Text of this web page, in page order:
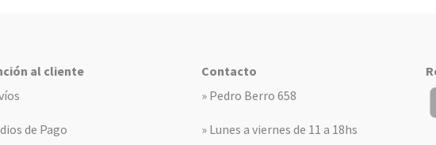
al cliente
de Pago
Contacto
» Pedro Berro 658
» Lunes a viernes de 11 a 18hs